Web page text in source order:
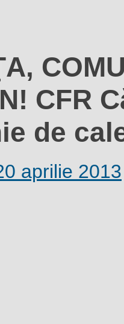
CFR
de
aprilie 2013